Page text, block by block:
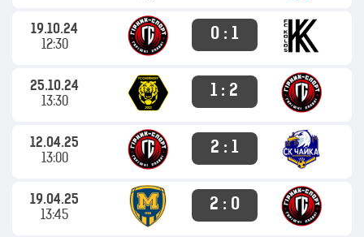
19.10.24
12:30
0 : 1
25.10.24
13:30
1 : 2
12.04.25
13:00
2 : 1
19.04.25
13:45
2 : 0